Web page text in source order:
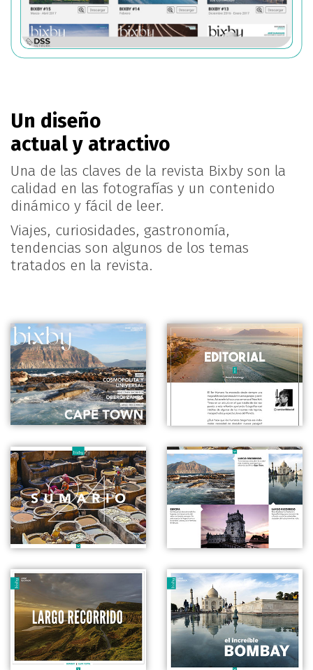
Un diseño
actual y atractivo
Una de las claves de la revista Bixby son la
calidad en las fotografías y un contenido
dinámico y fácil de leer.
Viajes, curiosidades, gastronomía,
tendencias son algunos de los temas
tratados en la revista.